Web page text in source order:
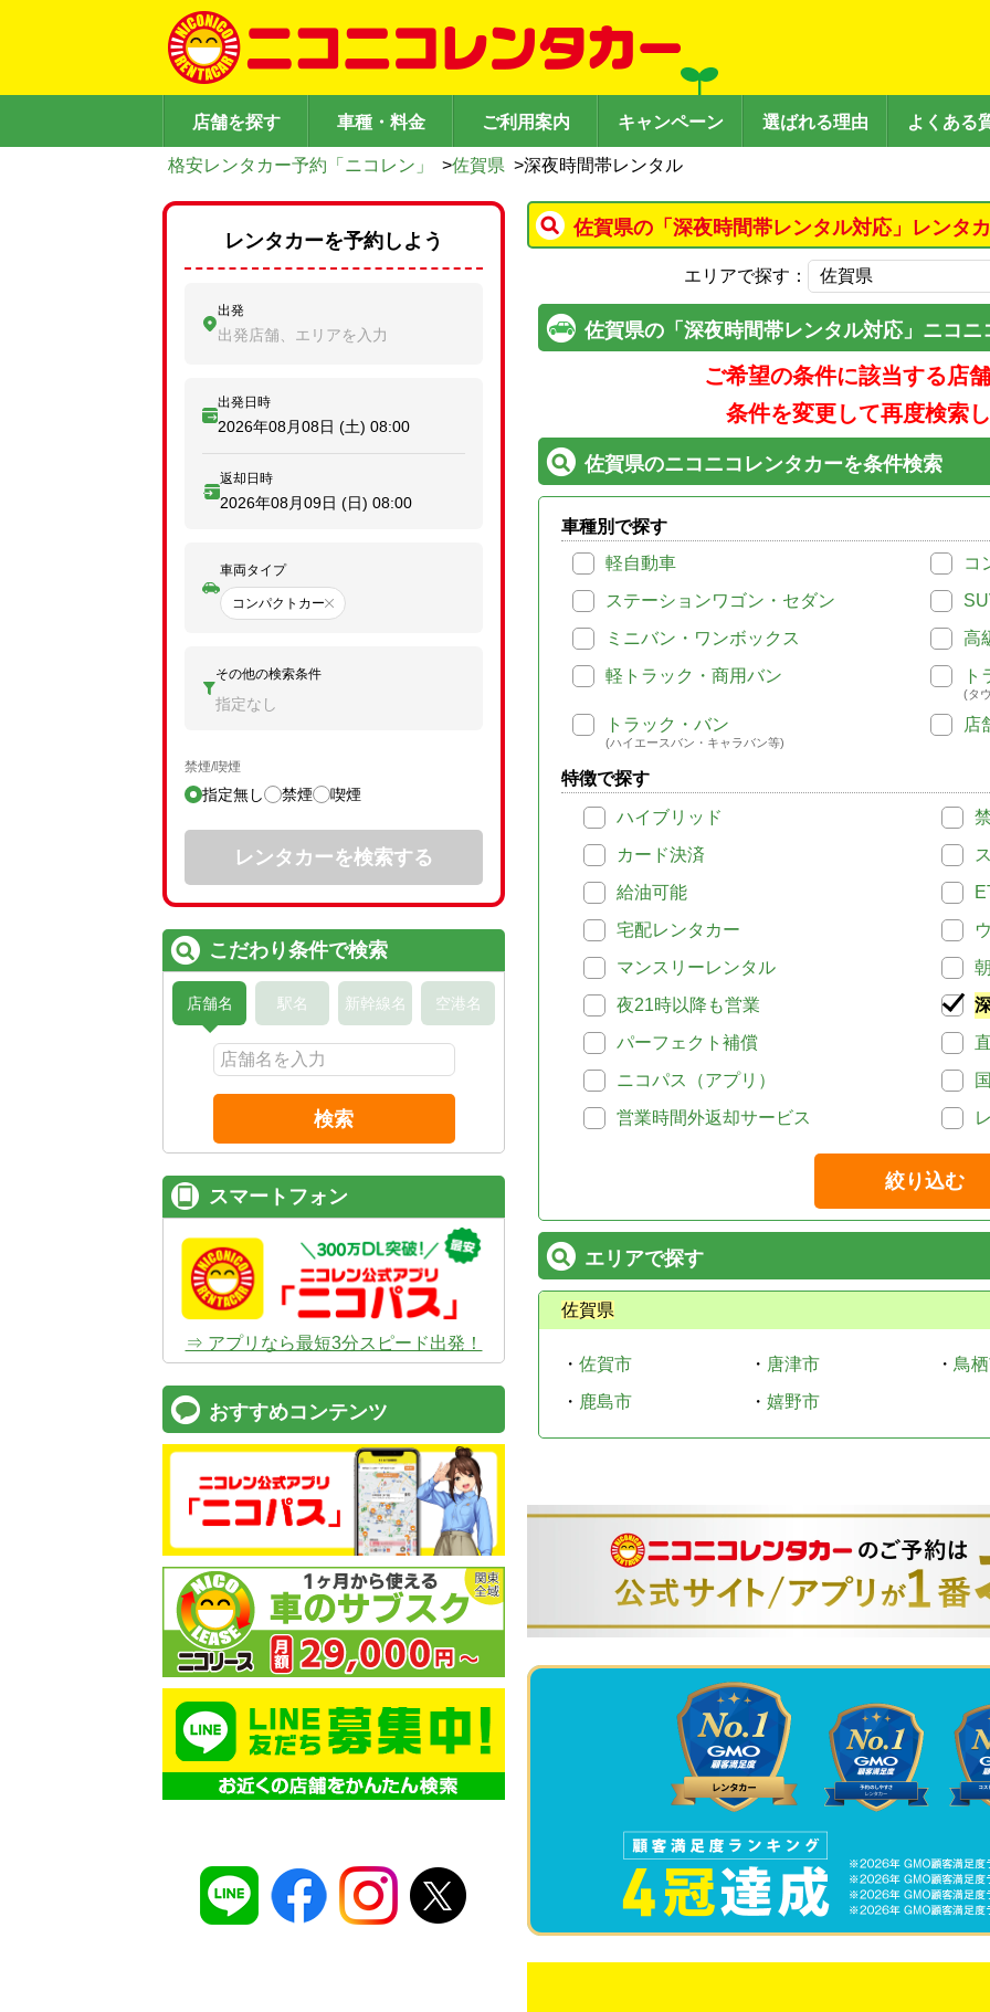
店舗を探す 車種・料金 ご利用案内 キャンペーン 選ばれる理由 よくある
格安レンタカー予約「ニコレン」 >佐賀県 >深夜時間帯レンタル
佐賀県の「深夜時間帯レンタル対応」レンタ
エリアで探す：
佐賀県の「深夜時間帯レンタル対応」ニコ
ご希望の条件に該当する店
条件を変更して再度検索
佐賀県のニコニコレンタカーを条件検索
車種別で探す
軽自動車
コ
ステーションワゴン・セダン
ミニバン・ワンボックス
高
軽トラック・商用バン
ト
(タ
トラック・バン
(ハイエースバン・キャラバン等)
店
特徴で探す
ハイブリッド
カード決済
給油可能
宅配レンタカー
マンスリーレンタル
夜21時以降も営業
パーフェクト補償
ニコパス（アプリ）
営業時間外返却サービス
絞り込む
エリアで探す
佐賀県
・ 佐賀市 ・ 唐津市 ・ 鳥
・ 鹿島市 ・ 嬉野市
レンタカーを予約しよう
出発
出発店舗、エリアを入力
出発日時
2026年08月08日 (土) 08:00
返却日時
2026年08月09日 (日) 08:00
車両タイプ
コンパクトカー
その他の検索条件
指定なし
禁煙/喫煙
指定無し 禁煙 喫煙
レンタカーを検索する
こだわり条件で検索
店舗名 駅名 新幹線名 空港名
検索
スマートフォン
⇒ アプリなら最短3分スピード出発！
おすすめコンテンツ